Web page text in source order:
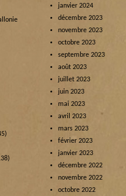
janvier 2024
décembre 2023
novembre 2023
octobre 2023
septembre 2023
août 2023
juillet 2023
juin 2023
mai 2023
avril 2023
mars 2023
février 2023
janvier 2023
décembre 2022
novembre 2022
octobre 2022